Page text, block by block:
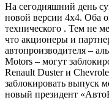
На сегодняшний день
новой версии 4х4. Оба
технического . Тем не
что акционеры и
автопроизводителя –
Motors – могут
Renault Duster и
заблокировать выпуск
новый президент